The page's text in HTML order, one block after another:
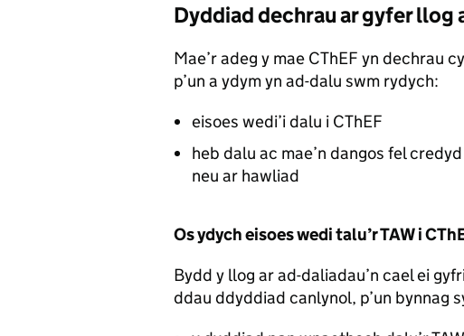
Dyddiad dechrau ar gyfer llog
Mae’r adeg y mae CThEF yn dechrau
p’un a ydym yn ad-dalu swm rydych:
eisoes wedi’i dalu i CThEF
heb dalu ac mae’n dangos fel
neu ar hawliad
Os ydych eisoes wedi talu’r TAW i
Bydd y llog ar ad-daliadau’n cael ei
ddau ddyddiad canlynol, p’un bynnag